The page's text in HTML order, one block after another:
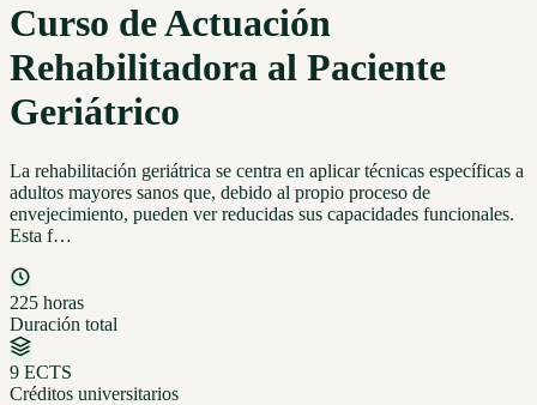
Curso de Actuación
Rehabilitadora al Paciente
Geriátrico
La rehabilitación geriátrica se centra en aplicar técnicas específicas a
adultos mayores sanos que, debido al propio proceso de
envejecimiento, pueden ver reducidas sus capacidades funcionales.
Esta f…
225 horas
Duración total
9 ECTS
Créditos universitarios